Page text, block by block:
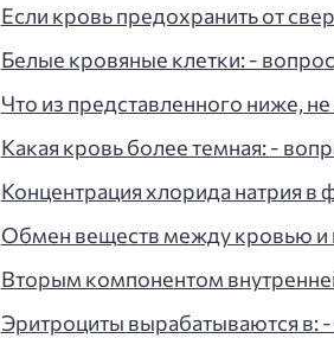
Если кровь предохранить от
Белые кровяные клетки: - вопрос
Что из представленного ниже,
Какая кровь более темная: -
Концентрация хлорида натрия
Обмен веществ между кровью и
Вторым компонентом
Эритроциты вырабатываются в: -